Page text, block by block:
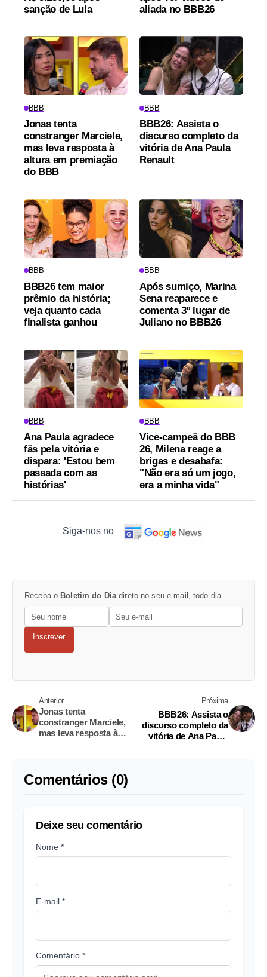
sanção de Lula
aliada no BBB26
BBB
Jonas tenta
constranger Marciele,
mas leva resposta à
altura em premiação
do BBB
BBB
BBB26: Assista o
discurso completo da
vitória de Ana Paula
Renault
BBB
BBB26 tem maior
prêmio da história;
veja quanto cada
finalista ganhou
BBB
Após sumiço, Marina
Sena reaparece e
comenta 3º lugar de
Juliano no BBB26
BBB
Ana Paula agradece
fãs pela vitória e
dispara: 'Estou bem
passada com as
histórias'
BBB
Vice-campeã do BBB
26, Milena reage a
brigas e desabafa:
"Não era só um jogo,
era a minha vida"
Siga-nos no
Receba o Boletim do Dia direto no seu e-mail, todo dia.
Inscrever
Anterior
Jonas tenta
constranger Marciele,
mas leva resposta à
Próxima
BBB26: Assista o
discurso completo da
vitória de Ana Paula
Comentários (0)
Deixe seu comentário
Nome *
E-mail *
Comentário *